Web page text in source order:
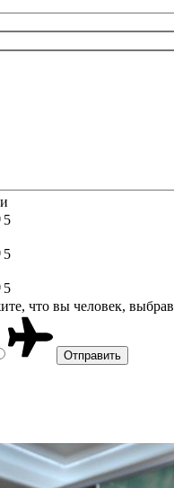
5
5
5
что вы человек, выбрав